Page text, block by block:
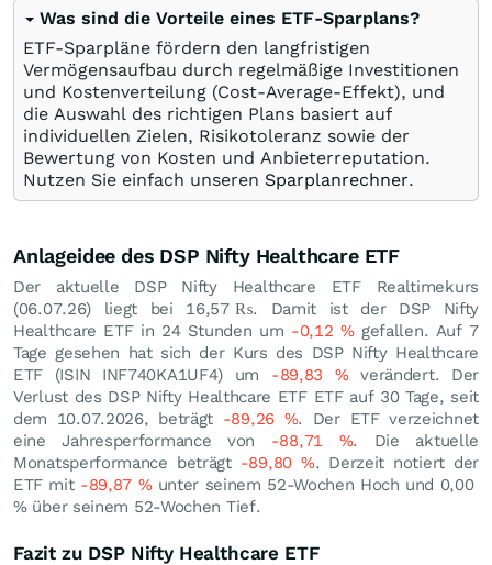
Was sind die Vorteile eines ETF-Sparplans?
ETF-Sparpläne fördern den langfristigen
Vermögensaufbau durch regelmäßige Investitionen
und Kostenverteilung (Cost-Average-Effekt), und
die Auswahl des richtigen Plans basiert auf
individuellen Zielen, Risikotoleranz sowie der
Bewertung von Kosten und Anbieterreputation.
Nutzen Sie einfach unseren Sparplanrechner.
Anlageidee des DSP Nifty Healthcare ETF
Der aktuelle DSP Nifty Healthcare ETF Realtimekurs
(06.07.26) liegt bei 16,57 ₨. Damit ist der DSP Nifty
Healthcare ETF in 24 Stunden um -0,12 %gefallen. Auf 7
Tage gesehen hat sich der Kurs des DSP Nifty Healthcare
ETF (ISIN INF740KA1UF4) um -89,83 %verändert. Der
Verlust des DSP Nifty Healthcare ETF ETF auf 30 Tage, seit
dem 10.07.2026, beträgt -89,26 %. Der ETF verzeichnet
eine Jahresperformance von -88,71 %. Die aktuelle
Monatsperformance beträgt -89,80 %. Derzeit notiert der
ETF mit -89,87 %unter seinem 52-Wochen Hoch und 0,00
%über seinem 52-Wochen Tief.
Fazit zu DSP Nifty Healthcare ETF